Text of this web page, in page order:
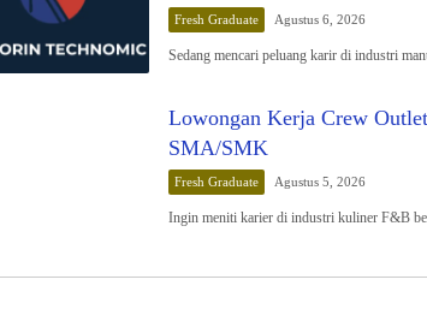
Fresh Graduate Agustus 6, 2026
Sedang mencari peluang karir di industri
Lowongan Kerja Crew
SMA/SMK
Fresh Graduate Agustus 5, 2026
Ingin meniti karier di industri kuliner F&B